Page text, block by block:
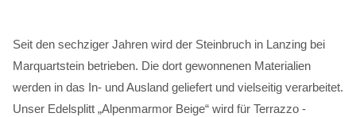
Seit den sechziger Jahren wird der Steinbruch in Lanzing bei
Marquartstein betrieben. Die dort gewonnenen Materialien
werden in das In- und Ausland geliefert und vielseitig verarbeitet.
Unser Edelsplitt „Alpenmarmor Beige“ wird für Terrazzo -